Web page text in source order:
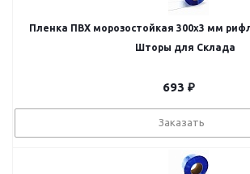
Пленка ПВХ морозостойкая 300х3 мм
Шторы для Склада
693 ₽
Заказать